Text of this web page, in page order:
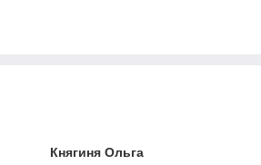
Княгиня Ольга